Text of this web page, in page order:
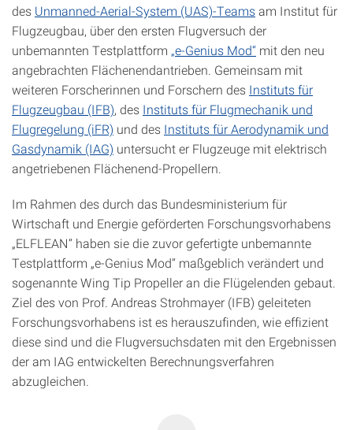
des Unmanned-Aerial-System (UAS)-Teamsam Institut für
Flugzeugbau, über den ersten Flugversuch der
unbemannten Testplattform „e-Genius Mod“ mit den neu
angebrachten Flächenendantrieben. Gemeinsam mit
weiteren Forscherinnen und Forschern des Instituts für
Flugzeugbau (IFB), des Instituts für Flugmechanik und
Flugregelung (iFR) und des Instituts für Aerodynamik und
Gasdynamik (IAG) untersucht er Flugzeuge mit elektrisch
angetriebenen Flächenend-Propellern.
Im Rahmen des durch das Bundesministerium für
Wirtschaft und Energie geförderten Forschungsvorhabens
„ELFLEAN“ haben sie die zuvor gefertigte unbemannte
Testplattform „e-Genius Mod“ maßgeblich verändert und
sogenannte Wing Tip Propeller an die Flügelenden gebaut.
Ziel des von Prof. Andreas Strohmayer (IFB) geleiteten
Forschungsvorhabens ist es herauszufinden, wie effizient
diese sind und die Flugversuchsdaten mit den Ergebnissen
der am IAG entwickelten Berechnungsverfahren
abzugleichen.